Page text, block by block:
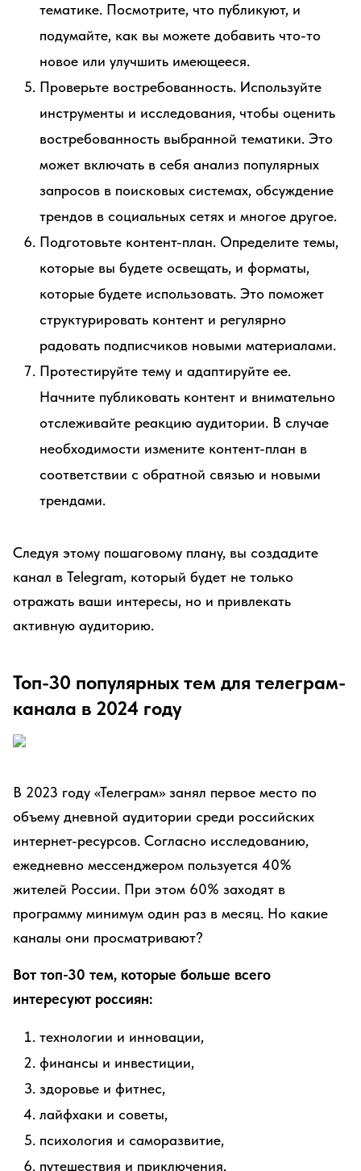
тематике. Посмотрите, что публикуют, и
подумайте, как вы можете добавить что-то
новое или улучшить имеющееся.
Проверьте востребованность. Используйте
инструменты и исследования, чтобы оценить
востребованность выбранной тематики. Это
может включать в себя анализ популярных
запросов в поисковых системах, обсуждение
трендов в социальных сетях и многое другое.
Подготовьте контент-план. Определите темы,
которые вы будете освещать, и форматы,
которые будете использовать. Это поможет
структурировать контент и регулярно
радовать подписчиков новыми материалами.
Протестируйте тему и адаптируйте ее.
Начните публиковать контент и внимательно
отслеживайте реакцию аудитории. В случае
необходимости измените контент-план в
соответствии с обратной связью и новыми
трендами.
Следуя этому пошаговому плану, вы создадите
канал в Telegram, который будет не только
отражать ваши интересы, но и привлекать
активную аудиторию.
Топ-30 популярных тем для телеграм-
канала в 2024 году
В 2023 году «Телеграм» занял первое место по
объему дневной аудитории среди российских
интернет-ресурсов. Согласно исследованию,
ежедневно мессенджером пользуется 40%
жителей России. При этом 60% заходят в
программу минимум один раз в месяц. Но какие
каналы они просматривают?
Вот топ-30 тем, которые больше всего
интересуют россиян:
технологии и инновации,
финансы и инвестиции,
здоровье и фитнес,
лайфхаки и советы,
психология и саморазвитие,
путешествия и приключения,